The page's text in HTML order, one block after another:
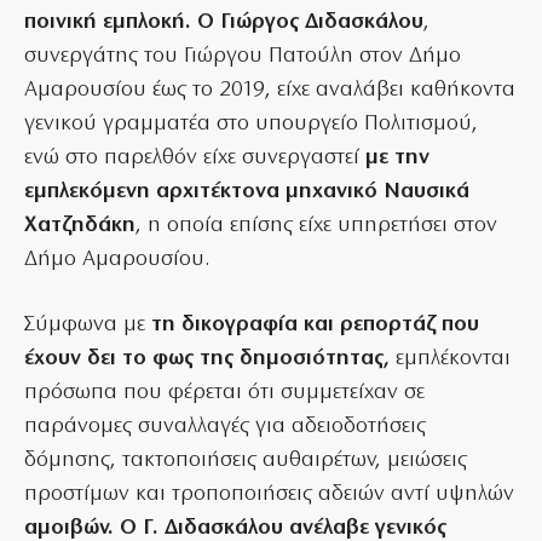
ποινική εμπλοκή. Ο Γιώργος Διδασκάλου,
συνεργάτης του Γιώργου Πατούλη στον Δήμο
Αμαρουσίου έως το 2019, είχε αναλάβει καθήκοντα
γενικού γραμματέα στο υπουργείο Πολιτισμού,
ενώ στο παρελθόν είχε συνεργαστεί με την
εμπλεκόμενη αρχιτέκτονα μηχανικό Ναυσικά
Χατζηδάκη, η οποία επίσης είχε υπηρετήσει στον
Δήμο Αμαρουσίου.
Σύμφωνα με τη δικογραφία και ρεπορτάζ που
έχουν δει το φως της δημοσιότητας, εμπλέκονται
πρόσωπα που φέρεται ότι συμμετείχαν σε
παράνομες συναλλαγές για αδειοδοτήσεις
δόμησης, τακτοποιήσεις αυθαιρέτων, μειώσεις
προστίμων και τροποποιήσεις αδειών αντί υψηλών
αμοιβών. Ο Γ. Διδασκάλου ανέλαβε γενικός